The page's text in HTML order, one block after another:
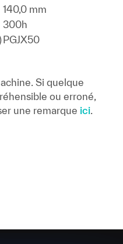
140,0 mm
300h
PGJX50
Si quelque
ou erroné,
une remarque ici.